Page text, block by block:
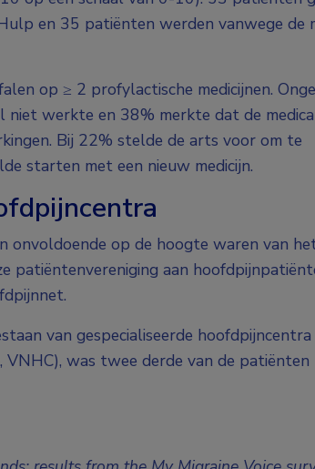
en 35 patiënten werden vanwege de
op ≥ 2 profylactische medicijnen.
niet werkte en 38% merkte dat de
Bij 22% stelde de arts voor om te
starten met een nieuw medicijn.
onvoldoende op de hoogte waren van
patiëntenvereniging aan
van gespecialiseerde hoofdpijncentra
was twee derde van de patiënten